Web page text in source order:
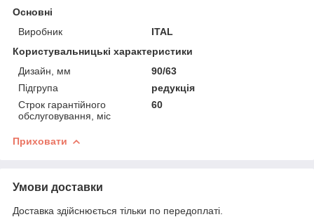
Основні
Виробник
ITAL
Користувальницькі характеристики
Дизайн, мм
90/63
Підгрупа
редукція
Строк гарантійного
обслуговування, міс
60
Приховати
Умови доставки
Доставка здійснюється тільки по передоплаті.